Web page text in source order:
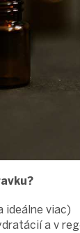
ideálne viac)
a v